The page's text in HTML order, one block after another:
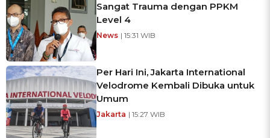
Sangat Trauma dengan PPKM
Level 4
News | 15:31 WIB
Per Hari Ini, Jakarta International
Velodrome Kembali Dibuka untuk
Umum
Jakarta | 15:27 WIB